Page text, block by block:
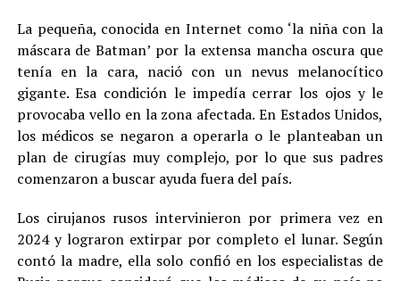
La pequeña, conocida en Internet como ‘la niña con la
máscara de Batman’ por la extensa mancha oscura que
tenía en la cara, nació con un nevus melanocítico
gigante. Esa condición le impedía cerrar los ojos y le
provocaba vello en la zona afectada. En Estados Unidos,
los médicos se negaron a operarla o le planteaban un
plan de cirugías muy complejo, por lo que sus padres
comenzaron a buscar ayuda fuera del país.
Los cirujanos rusos intervinieron por primera vez en
2024 y lograron extirpar por completo el lunar. Según
contó la madre, ella solo confió en los especialistas de